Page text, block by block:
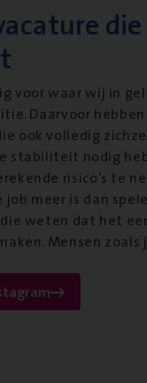
voor waar wij in
Daarvoor
ook volledig
stabiliteit nodig
risico’s te
meer is dan
weten dat het
Mensen zoals